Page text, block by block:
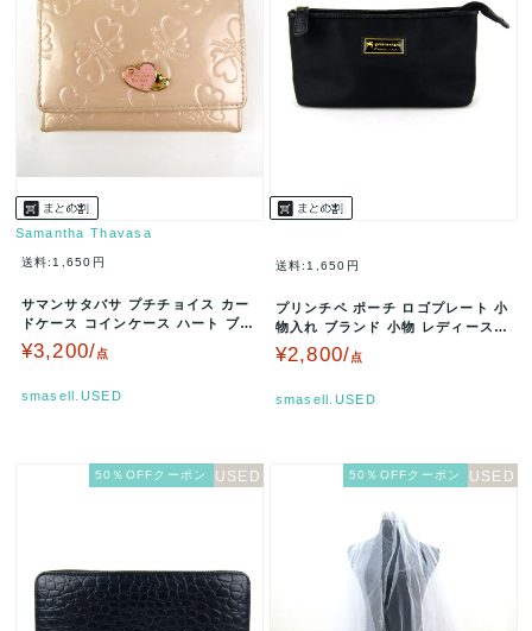
Samantha Thavasa
送料:1,650円
サマンサタバサ プチチョイス カー
ドケース コインケース ハート ブラ
ンド 財布 レディース ベージ…
¥3,200/点
smasell.USED
送料:1,650円
プリンチペ ポーチ ロゴプレート 小
物入れ ブランド 小物 レディース
ブラック principe …
¥2,800/点
smasell.USED
50％OFFクーポン 50％OFFクーポン